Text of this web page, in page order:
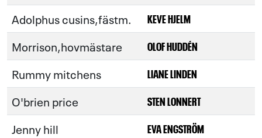
Adolphus cusins,fästm. KEVE HJELM
Morrison,hovmästare OLOF HUDDÉN
Rummy mitchens LIANE LINDEN
O'brien price STEN LONNERT
Jenny hill EVA ENGSTRÖM